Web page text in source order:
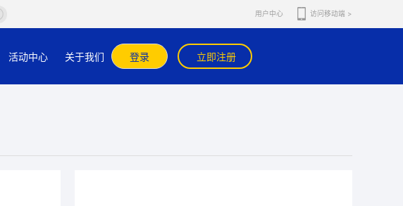
，若有任何疑问，请在官网或官方APP内咨询在线客服核实。 用户中心 访问移动端 >
活动中心 关于我们 登录 立即注册